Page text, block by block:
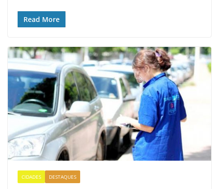
Read More
CIDADES DESTAQUES